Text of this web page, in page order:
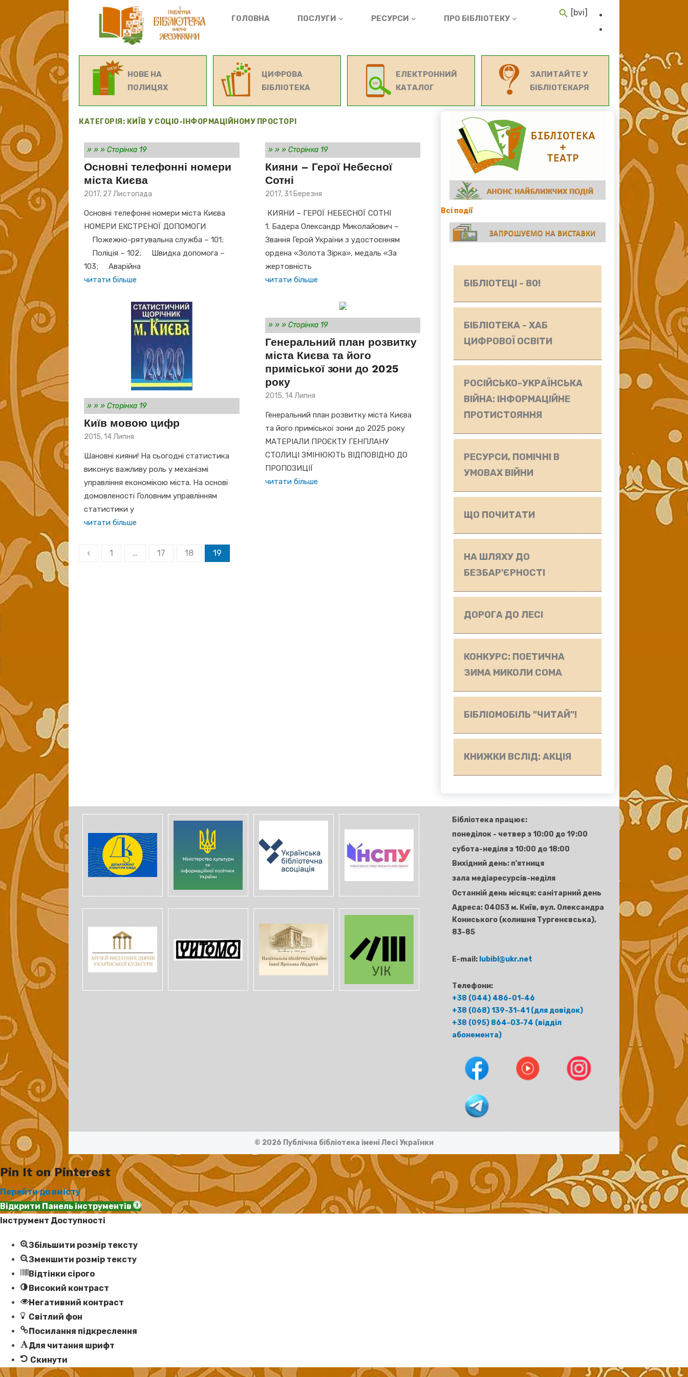
ГОЛОВНА ПОСЛУГИ РЕСУРСИ ПРО БІБЛІОТЕКУ
[bvi]
НОВЕ НА
ПОЛИЦЯХ
ЦИФРОВА
БІБЛІОТЕКА
ЕЛЕКТРОННИЙ
КАТАЛОГ
ЗАПИТАЙТЕ У
БІБЛІОТЕКАРЯ
КАТЕГОРІЯ: КИЇВ У СОЦІО-ІНФОРМАЦІЙНОМУ ПРОСТОРІ
»»»Сторінка 19
Основні телефонні номери
міста Києва
Posted
2017, 27 Листопада
Основні телефонні номери міста Києва
НОМЕРИ ЕКСТРЕНОЇ ДОПОМОГИ
Пожежно-рятувальна служба – 101;
Поліція – 102; Швидка допомога –
103; Аварійна
читати більше
» » » Сторінка 19
Кияни – Герої Небесної
Сотні
Posted
2017, 31 Березня
КИЯНИ – ГЕРОЇ НЕБЕСНОЇ СОТНІ
1. Бадера Олександр Миколайович –
Звання Герой України з удостоєнням
ордена «Золота Зірка», медаль «За
жертовність
читати більше
»»»Сторінка 19
Київ мовою цифр
Posted
2015, 14 Липня
Шановні кияни! На сьогодні статистика
виконує важливу роль у механізмі
управління економікою міста. На основі
домовленості Головним управлінням
статистики у
читати більше
» » » Сторінка 19
Генеральний план розвитку
міста Києва та його
приміської зони до 2025
року
Posted
2015, 14 Липня
Генеральний план розвитку міста Києва
та його приміської зони до 2025 року
МАТЕРІАЛИ ПРОЄКТУ ГЕНПЛАНУ
СТОЛИЦІ ЗМІНЮЮТЬ ВІДПОВІДНО ДО
ПРОПОЗИЦІЇ
читати більше
Пагінація
‹ 1 … 17 18 19
Всі події
БІБЛІОТЕЦІ - 80!
БІБЛІОТЕКА - ХАБ
ЦИФРОВОЇ ОСВІТИ
РОСІЙСЬКО-УКРАЇНСЬКА
ВІЙНА: ІНФОРМАЦІЙНЕ
ПРОТИСТОЯННЯ
РЕСУРСИ, ПОМІЧНІ В
УМОВАХ ВІЙНИ
ЩО ПОЧИТАТИ
НА ШЛЯХУ ДО
БЕЗБАР'ЄРНОСТІ
ДОРОГА ДО ЛЕСІ
КОНКУРС: ПОЕТИЧНА
ЗИМА МИКОЛИ СОМА
БІБЛІОМОБІЛЬ "ЧИТАЙ"!
КНИЖКИ ВСЛІД: АКЦІЯ
Бібліотека працює:
понеділок - четвер з 10:00 до 19:00
субота-неділя з 10:00 до 18:00
Вихідний день: п'ятниця
зала медіаресурсів-неділя
Останній день місяця: санітарний день
Адреса:04053 м. Київ, вул. Олександра
Кониського (колишня Тургенєвська),
83-85
E-mail: lubibl@ukr.net
Телефони:
+38 (044) 486-01-46
+38 (068) 139-31-41 (для довідок)
+38 (095) 864-03-74 (відділ
абонемента)
© 2026 Публічна бібліотека імені Лесі Українки
Pin It on Pinterest
Перейти до вмісту
Відкрити Панель інструментів
Інструмент Доступності
Збільшити розмір тексту
Зменшити розмір тексту
Відтінки сірого
Високий контраст
Негативний контраст
Світлий фон
Посилання підкреслення
Для читання шрифт
Скинути